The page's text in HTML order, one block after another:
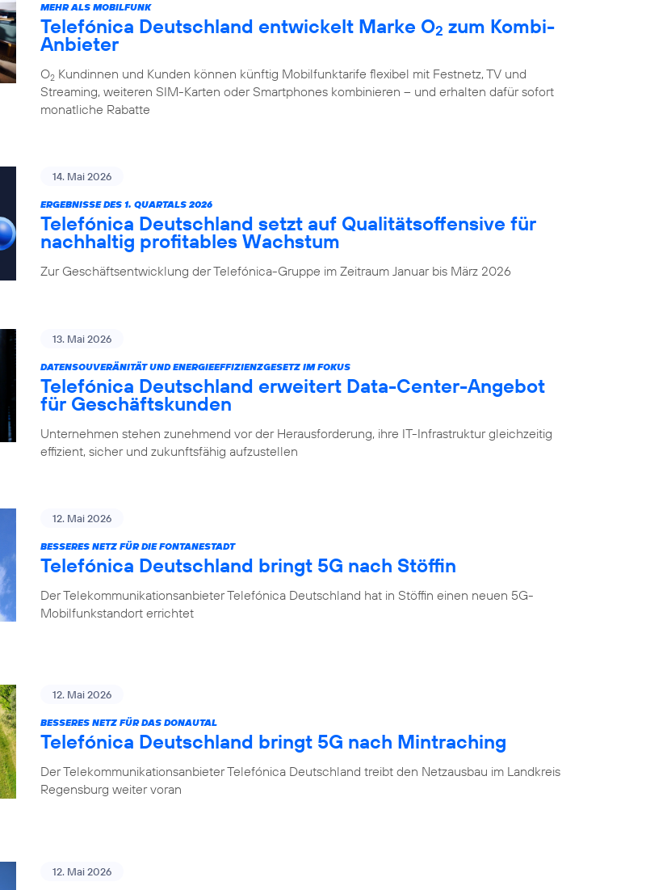
MEHR ALS MOBILFUNK
Telefónica Deutschland entwickelt Marke O2 zum Kombi-
Anbieter
O2 Kundinnen und Kunden können künftig Mobilfunktarife flexibel mit Festnetz, TV und
Streaming, weiteren SIM-Karten oder Smartphones kombinieren – und erhalten dafür sofort
monatliche Rabatte
14. Mai 2026
ERGEBNISSE DES 1. QUARTALS 2026
Telefónica Deutschland setzt auf Qualitätsoffensive für
nachhaltig profitables Wachstum
Zur Geschäftsentwicklung der Telefónica-Gruppe im Zeitraum Januar bis März 2026
13. Mai 2026
DATENSOUVERÄNITÄT UND ENERGIEEFFIZIENZGESETZ IM FOKUS
Telefónica Deutschland erweitert Data-Center-Angebot
für Geschäftskunden
Unternehmen stehen zunehmend vor der Herausforderung, ihre IT-Infrastruktur gleichzeitig
effizient, sicher und zukunftsfähig aufzustellen
12. Mai 2026
BESSERES NETZ FÜR DIE FONTANESTADT
Telefónica Deutschland bringt 5G nach Stöffin
Der Telekommunikationsanbieter Telefónica Deutschland hat in Stöffin einen neuen 5G-
Mobilfunkstandort errichtet
12. Mai 2026
BESSERES NETZ FÜR DAS DONAUTAL
Telefónica Deutschland bringt 5G nach Mintraching
Der Telekommunikationsanbieter Telefónica Deutschland treibt den Netzausbau im Landkreis
Regensburg weiter voran
12. Mai 2026